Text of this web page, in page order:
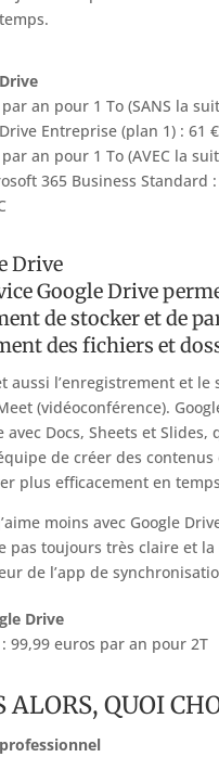
an pour 1 To (SANS la
Entreprise (plan 1) : 61 €
an pour 1 To (AVEC la
365 Business Standard
Drive
Google Drive
de stocker et de
des fichiers et
aussi l’enregistrement et le
(vidéoconférence).
avec Docs, Sheets et
de créer des contenus
plus efficacement en
moins avec Google
pas toujours très claire et la
de l’app de
Drive
99,99 euros par an pour 2T
QUOI